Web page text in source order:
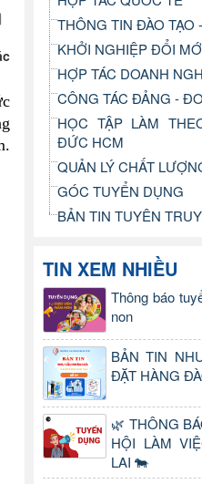
THÔNG TIN ĐÀO TẠO
KHỞI NGHIỆP ĐỔI
HỢP TÁC DOANH
CÔNG TÁC ĐẢNG -
HỌC TẬP LÀM
ĐỨC HCM
QUẢN LÝ CHẤT
GÓC TUYỂN DỤNG
BẢN TIN TUYÊN
TIN XEM NHIỀU
Thông báo
non
BẢN TIN
ĐẶT HÀNG
🌿 THÔNG
HỘI LÀM
LAI 🐄